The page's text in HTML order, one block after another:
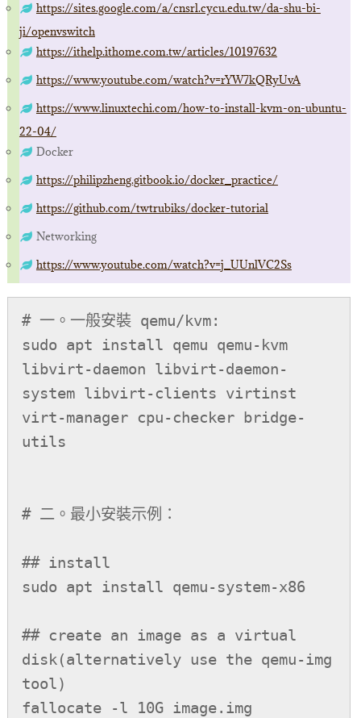
https://sites.google.com/a/cnsrl.cycu.edu.tw/da-shu-bi-
ji/openvswitch
https://ithelp.ithome.com.tw/articles/10197632
https://www.youtube.com/watch?v=rYW7kQRyUvA
https://www.linuxtechi.com/how-to-install-kvm-on-ubuntu-
22-04/
Docker
https://philipzheng.gitbook.io/docker_practice/
https://github.com/twtrubiks/docker-tutorial
Networking
https://www.youtube.com/watch?v=j_UUnlVC2Ss
# 一。一般安裝 qemu/kvm:
sudo apt install qemu qemu-kvm
libvirt-daemon libvirt-daemon-
system libvirt-clients virtinst
virt-manager cpu-checker bridge-
utils
# 二。最小安裝示例：
## install
sudo apt install qemu-system-x86
## create an image as a virtual
disk(alternatively use the qemu-img
tool)
fallocate -l 10G image.img